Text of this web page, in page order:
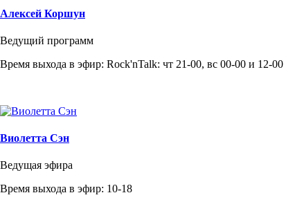
Алексей Коршун
Ведущий программ
Время выхода в эфир: Rock'nTalk: чт 21-00, вс 00-00 и 12-00
Виолетта Сэн
Ведущая эфира
Время выхода в эфир: 10-18